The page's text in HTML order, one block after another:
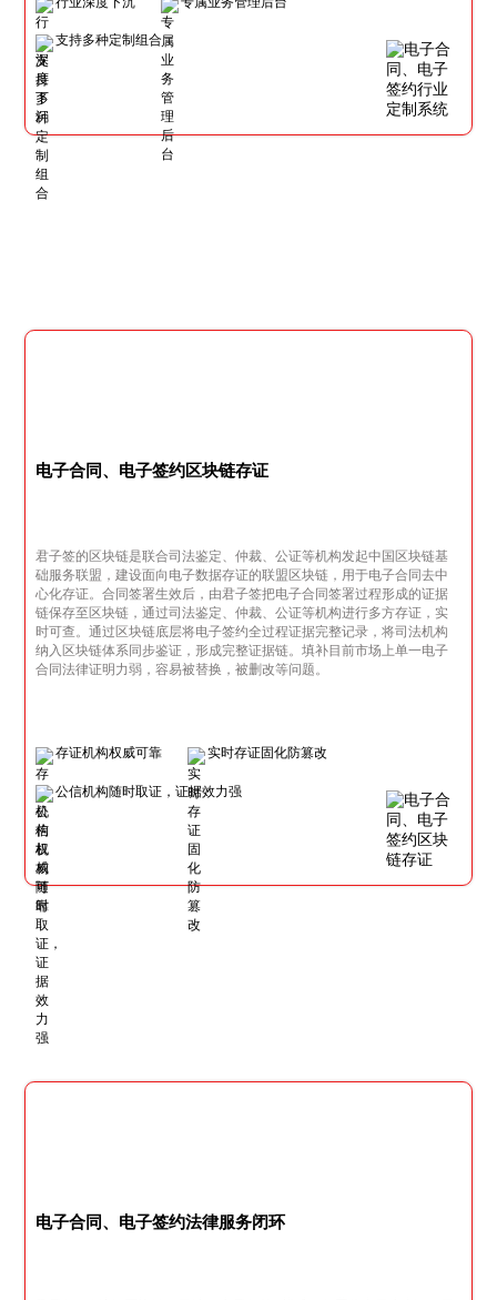
支持多种定制组合
电子合同、电子签约区块链存证
君子签的区块链是联合司法鉴定、仲裁、公证等机构发起中国区块链基
础服务联盟，建设面向电子数据存证的联盟区块链，用于电子合同去中
心化存证。合同签署生效后，由君子签把电子合同签署过程形成的证据
链保存至区块链，通过司法鉴定、仲裁、公证等机构进行多方存证，实
时可查。通过区块链底层将电子签约全过程证据完整记录，将司法机构
纳入区块链体系同步鉴证，形成完整证据链。填补目前市场上单一电子
合同法律证明力弱，容易被替换，被删改等问题。
存证机构权威可靠 实时存证固化防篡改
公信机构随时取证，证据效力强
电子合同、电子签约法律服务闭环